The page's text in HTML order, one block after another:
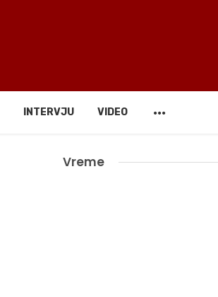
INTERVJU VIDEO
Vreme